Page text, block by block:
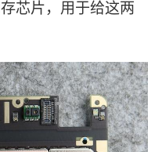
芯片，用于给这两